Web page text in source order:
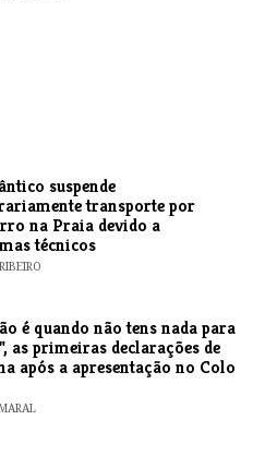
suspende
transporte por
na Praia devido a
técnicos
é quando não tens nada para
as primeiras declarações de
após a apresentação no Colo